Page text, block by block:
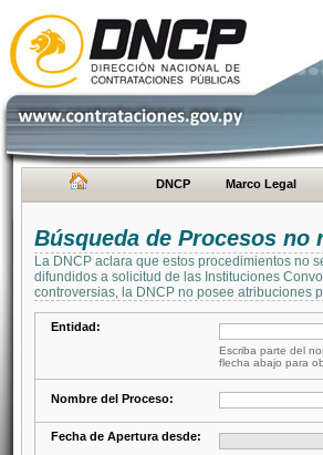
DNCP Marco Legal
Búsqueda de Procesos no
La DNCP aclara que estos procedimientos no
difundidos a solicitud de las Instituciones
controversias, la DNCP no posee atribuciones
Entidad:
Escriba parte del
flecha abajo para
Nombre del Proceso:
Fecha de Apertura desde: